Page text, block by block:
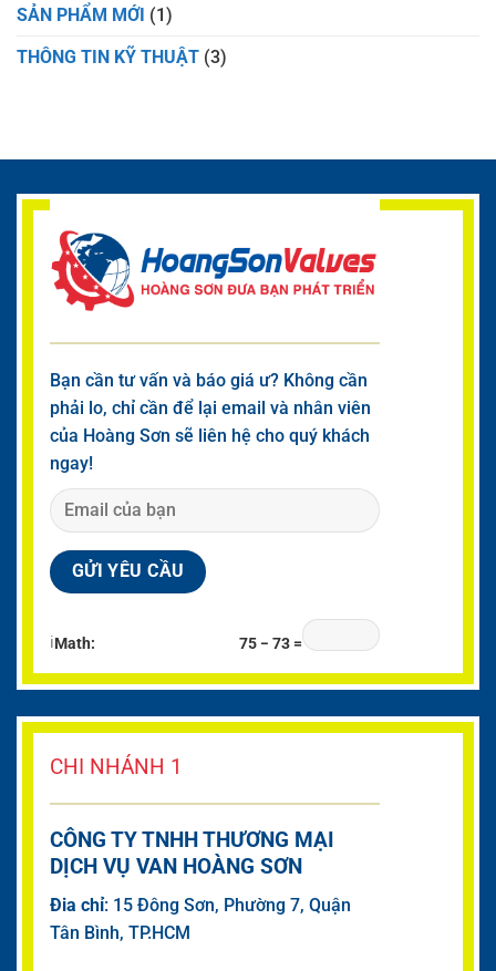
bướm
điện
gặp
SẢN PHẨM MỚI (1)
THÔNG TIN KỸ THUẬT (3)
Bạn cần tư vấn và báo giá ư? Không cần
phải lo, chỉ cần để lại email và nhân viên
của Hoàng Sơn sẽ liên hệ cho quý khách
ngay!
ℹMath: 75 − 73 =
CHI NHÁNH 1
CÔNG TY TNHH THƯƠNG MẠI
DỊCH VỤ VAN HOÀNG SƠN
Đia chỉ: 15 Đông Sơn, Phường 7, Quận
Tân Bình, TP.HCM